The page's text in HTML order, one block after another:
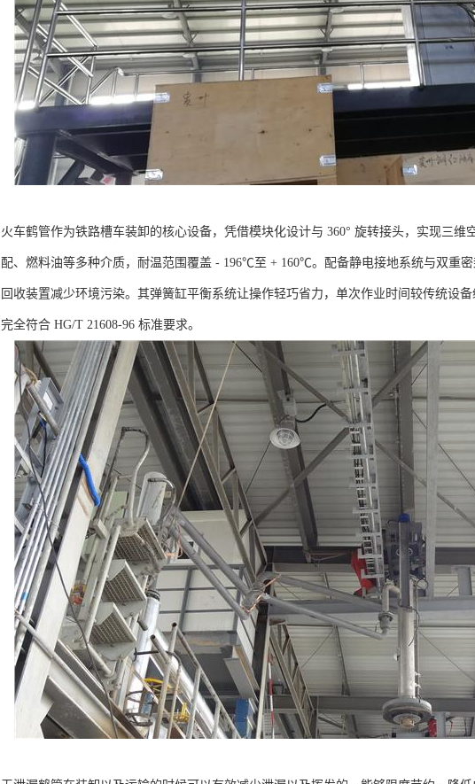
火车鹤管作为铁路槽车装卸的核心设备，凭借模块化设计与 360° 旋转接头，实现三
配、燃料油等多种介质，耐温范围覆盖 - 196℃至 + 160℃。配备静电接地系统与双重
回收装置减少环境污染。其弹簧缸平衡系统让操作轻巧省力，单次作业时间较传统设
完全符合 HG/T 21608-96 标准要求。